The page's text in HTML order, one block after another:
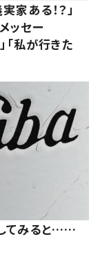
家ある！？」
ッセー
「私が行きた
てみると……